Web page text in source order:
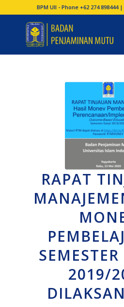
BPM UII - Phone +62 274 898444
RAPAT
2019/